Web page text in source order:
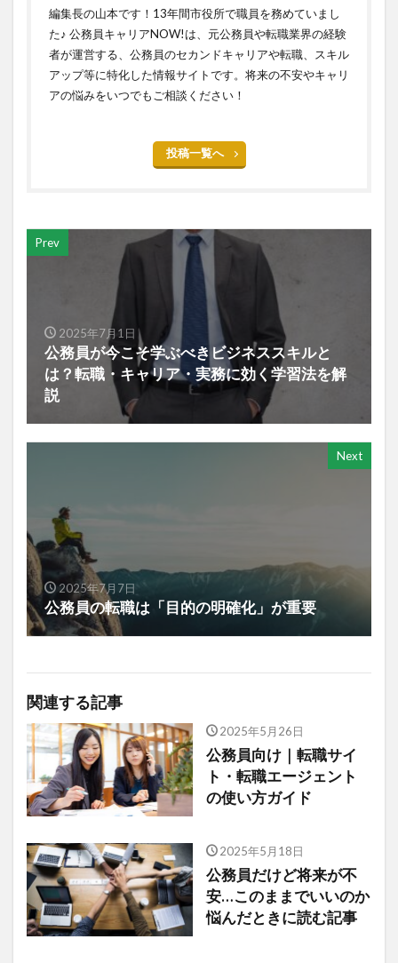
編集長の山本です！13年間市役所で職員を務めていまし
た♪ 公務員キャリアNOW!は、元公務員や転職業界の経験
者が運営する、公務員のセカンドキャリアや転職、スキル
アップ等に特化した情報サイトです。将来の不安やキャリ
アの悩みをいつでもご相談ください！
投稿一覧へ
Prev
2025年7月1日
公務員が今こそ学ぶべきビジネススキルと
は？転職・キャリア・実務に効く学習法を解
説
Next
2025年7月7日
公務員の転職は「目的の明確化」が重要
関連する記事
2025年5月26日
公務員向け｜転職サイ
ト・転職エージェント
の使い方ガイド
2025年5月18日
公務員だけど将来が不
安…このままでいいのか
悩んだときに読む記事